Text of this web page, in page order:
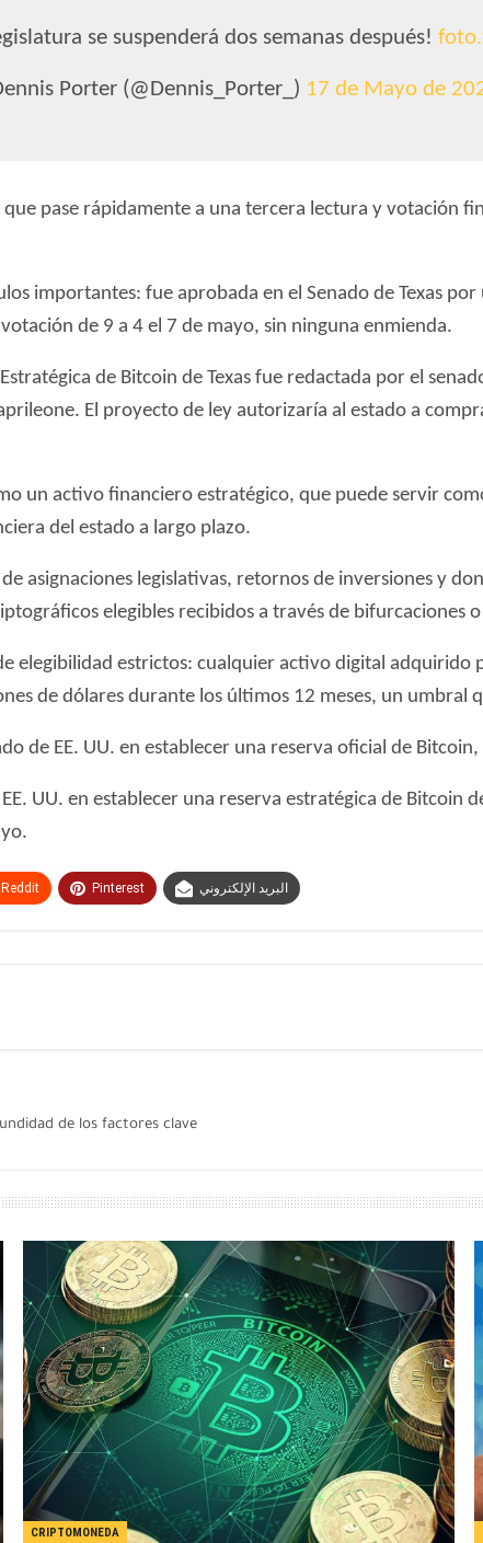
se suspenderá dos semanas después!
Porter (@Dennis_Porter_) 17 de Mayo de
que pase rápidamente a una tercera lectura y votación
importantes: fue aprobada en el Senado de Texas
de 9 a 4 el 7 de mayo, sin ninguna enmienda.
de Bitcoin de Texas fue redactada por el
El proyecto de ley autorizaría al estado a
un activo financiero estratégico, que puede servir
del estado a largo plazo.
asignaciones legislativas, retornos de inversiones y
elegibles recibidos a través de bifurcaciones
elegibilidad estrictos: cualquier activo digital adquirido
de dólares durante los últimos 12 meses, un umbral
de EE. UU. en establecer una reserva oficial de
UU. en establecer una reserva estratégica de Bitcoin
Reddit Pinterest البريد الإلكتروني
de los factores clave
CRIPTOMONEDA